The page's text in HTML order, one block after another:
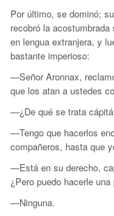
Por último, se dominó;
recobró la
en lengua extranjera, y
bastante imperioso:
—Señor Aronnax,
que los atan a ustedes
—¿De qué se trata
—Tengo que hacerlos
compañeros, hasta que
—Está en su derecho,
¿Pero puedo hacerle una
—Ninguna.